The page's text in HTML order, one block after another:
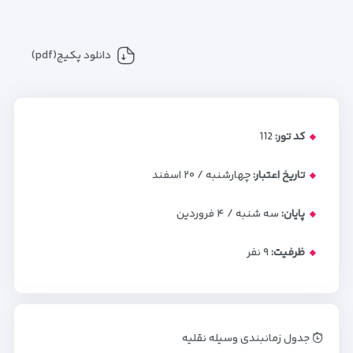
دانلود پکیج(pdf)
کد تور:112
تاریخ اعتبار:چهارشنبه / ۲۰ اسفند
پایان:سه شنبه / ۴ فروردین
ظرفیت:۹نفر
جدول زمانبندی وسیله نقلیه